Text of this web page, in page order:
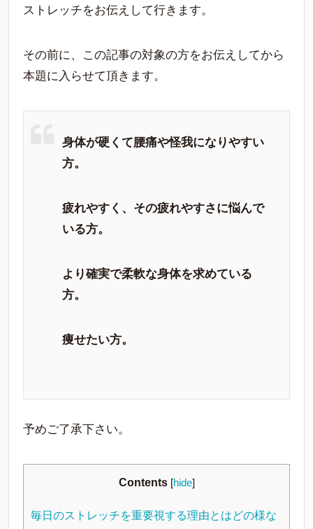
ストレッチをお伝えして行きます。
その前に、この記事の対象の方をお伝えしてから
本題に入らせて頂きます。
身体が硬くて腰痛や怪我になりやすい
方。
疲れやすく、その疲れやすさに悩んで
いる方。
より確実で柔軟な身体を求めている
方。
痩せたい方。
予めご了承下さい。
Contents [hide]
毎日のストレッチを重要視する理由とはどの様な